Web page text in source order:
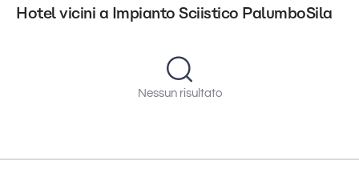
Hotel vicini a Impianto Sciistico PalumboSila
Nessun risultato